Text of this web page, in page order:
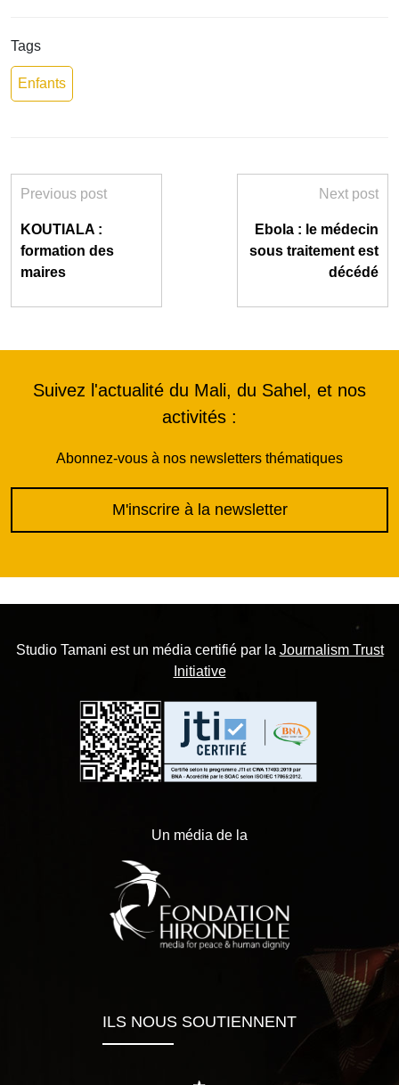
Tags
Enfants
Previous post
KOUTIALA :
formation des
maires
Next post
Ebola : le médecin
sous traitement est
décédé
Suivez l'actualité du Mali, du Sahel, et nos
activités :
Abonnez-vous à nos newsletters thématiques
M'inscrire à la newsletter
Studio Tamani est un média certifié par la Journalism Trust
Initiative
Un média de la
ILS NOUS SOUTIENNENT